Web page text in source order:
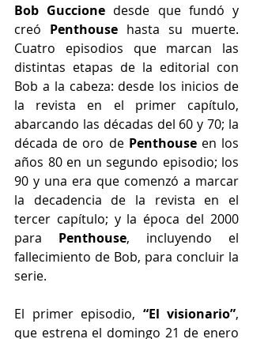
Bob Guccione desde que fundó y
creó Penthouse hasta su muerte.
Cuatro episodios que marcan las
distintas etapas de la editorial con
Bob a la cabeza: desde los inicios de
la revista en el primer capítulo,
abarcando las décadas del 60 y 70; la
década de oro de Penthouse en los
años 80 en un segundo episodio; los
90 y una era que comenzó a marcar
la decadencia de la revista en el
tercer capítulo; y la época del 2000
para Penthouse, incluyendo el
fallecimiento de Bob, para concluir la
serie.
El primer episodio, “El visionario”,
que estrena el domingo 21 de enero